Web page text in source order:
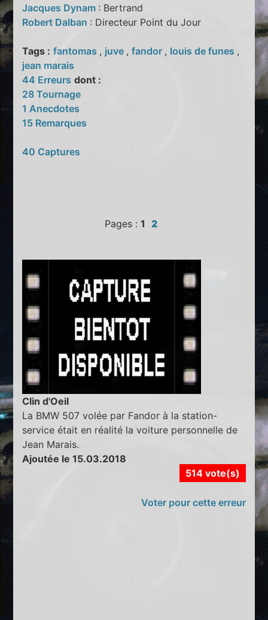
Jacques Dynam : Bertrand
Robert Dalban : Directeur Point du Jour
Tags : fantomas , juve ,fandor , louis de funes ,
jean marais
44 Erreurs dont :
28 Tournage
1 Anecdotes
15 Remarques
40 Captures
Pages : 1 2
Clin d'Oeil
La BMW 507 volée par Fandor à la station-
service était en réalité la voiture personnelle de
Jean Marais.
Ajoutée le 15.03.2018
514 vote(s)
Voter pour cette erreur